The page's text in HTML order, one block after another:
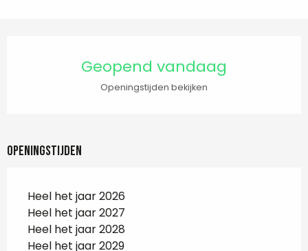
Geopend vandaag
Openingstijden bekijken
Openingstijden
Heel het jaar 2026
Heel het jaar 2027
Heel het jaar 2028
Heel het jaar 2029